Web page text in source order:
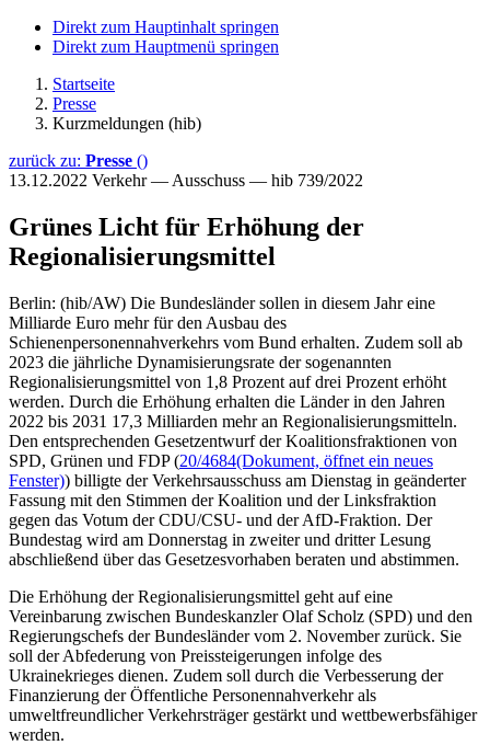
Direkt zum Hauptinhalt springen
Direkt zum Hauptmenü springen
Startseite
Presse
Kurzmeldungen (hib)
zurück zu: Presse ()
13.12.2022 Verkehr — Ausschuss — hib 739/2022
Grünes Licht für Erhöhung der
Regionalisierungsmittel
Berlin: (hib/AW) Die Bundesländer sollen in diesem Jahr eine
Milliarde Euro mehr für den Ausbau des
Schienenpersonennahverkehrs vom Bund erhalten. Zudem soll ab
2023 die jährliche Dynamisierungsrate der sogenannten
Regionalisierungsmittel von 1,8 Prozent auf drei Prozent erhöht
werden. Durch die Erhöhung erhalten die Länder in den Jahren
2022 bis 2031 17,3 Milliarden mehr an Regionalisierungsmitteln.
Den entsprechenden Gesetzentwurf der Koalitionsfraktionen von
SPD, Grünen und FDP (20/4684(Dokument, öffnet ein neues
Fenster)) billigte der Verkehrsausschuss am Dienstag in geänderter
Fassung mit den Stimmen der Koalition und der Linksfraktion
gegen das Votum der CDU/CSU- und der AfD-Fraktion. Der
Bundestag wird am Donnerstag in zweiter und dritter Lesung
abschließend über das Gesetzesvorhaben beraten und abstimmen.
Die Erhöhung der Regionalisierungsmittel geht auf eine
Vereinbarung zwischen Bundeskanzler Olaf Scholz (SPD) und den
Regierungschefs der Bundesländer vom 2. November zurück. Sie
soll der Abfederung von Preissteigerungen infolge des
Ukrainekrieges dienen. Zudem soll durch die Verbesserung der
Finanzierung der Öffentliche Personennahverkehr als
umweltfreundlicher Verkehrsträger gestärkt und wettbewerbsfähiger
werden.